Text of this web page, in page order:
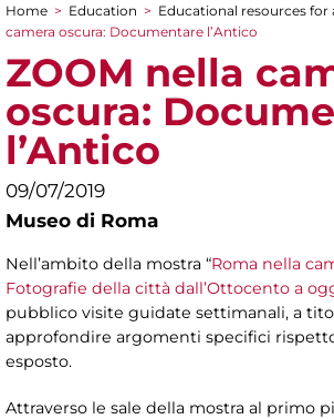
You are here
Home > Education > Educational resources for
camera oscura: Documentare l’Antico
ZOOM nella
oscura:
l’Antico
09/07/2019
Museo di Roma
Nell’ambito della mostra “Roma nella
Fotografie della città dall’Ottocento a
pubblico visite guidate settimanali, a
approfondire argomenti specifici
esposto.
Attraverso le sale della mostra al primo